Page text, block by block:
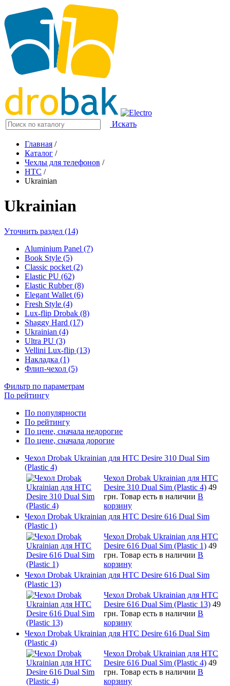
Искать
Главная /
Каталог /
Чехлы для телефонов /
HTC /
Ukrainian
Ukrainian
Уточнить раздел (14)
Aluminium Panel (7)
Book Style (5)
Classic pocket (2)
Elastic PU (62)
Elastic Rubber (8)
Elegant Wallet (6)
Fresh Style (4)
Lux-flip Drobak (8)
Shaggy Hard (17)
Ukrainian (4)
Ultra PU (3)
Vellini Lux-flip (13)
Накладка (1)
Флип-чехол (5)
Фильтр по параметрам
По рейтингу
По популярности
По рейтингу
По цене, сначала недорогие
По цене, сначала дорогие
Чехол Drobak Ukrainian для HTC Desire 310 Dual Sim
(Plastic 4)
Чехол Drobak Ukrainian для HTC
Desire 310 Dual Sim (Plastic 4) 49
грн. Товар есть в наличии В
корзину
Чехол Drobak Ukrainian для HTC Desire 616 Dual Sim
(Plastic 1)
Чехол Drobak Ukrainian для HTC
Desire 616 Dual Sim (Plastic 1) 49
грн. Товар есть в наличии В
корзину
Чехол Drobak Ukrainian для HTC Desire 616 Dual Sim
(Plastic 13)
Чехол Drobak Ukrainian для HTC
Desire 616 Dual Sim (Plastic 13) 49
грн. Товар есть в наличии В
корзину
Чехол Drobak Ukrainian для HTC Desire 616 Dual Sim
(Plastic 4)
Чехол Drobak Ukrainian для HTC
Desire 616 Dual Sim (Plastic 4) 49
грн. Товар есть в наличии В
корзину